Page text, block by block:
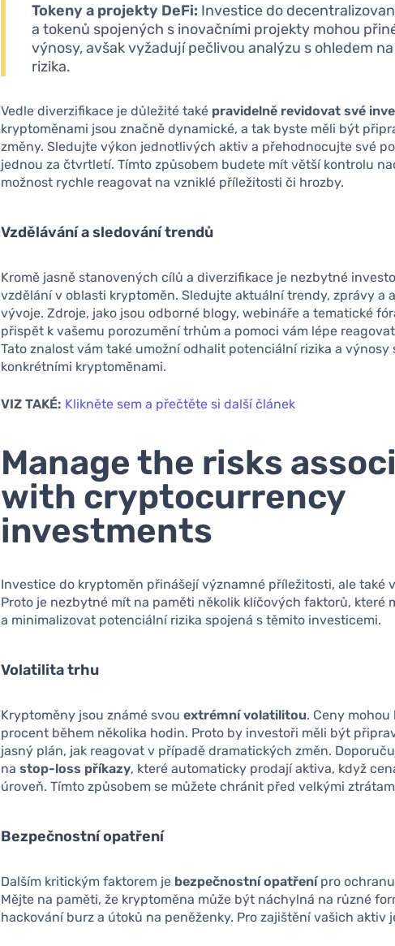
Tokeny a projekty DeFi: Investice do
a tokenů spojených s inovačními projekty mohou
výnosy, avšak vyžadují pečlivou analýzu s ohledem
rizika.
Vedle diverzifikace je důležité také pravidelně revidovat své
kryptoměnami jsou značně dynamické, a tak byste měli být
změny. Sledujte výkon jednotlivých aktiv a přehodnocujte své
jednou za čtvrtletí. Tímto způsobem budete mít větší kontrolu
možnost rychle reagovat na vzniklé příležitosti či hrozby.
Vzdělávání a sledování trendů
Kromě jasně stanovených cílů a diverzifikace je nezbytné
vzdělání v oblasti kryptoměn. Sledujte aktuální trendy, zprávy a
vývoje. Zdroje, jako jsou odborné blogy, webináře a tematické
přispět k vašemu porozumění trhům a pomoci vám lépe
Tato znalost vám také umožní odhalit potenciální rizika a výnosy
konkrétními kryptoměnami.
VIZ TAKÉ: Klikněte sem a přečtěte si další článek
Manage the risks
with cryptocurrency
investments
Investice do kryptoměn přinášejí významné příležitosti, ale také
Proto je nezbytné mít na paměti několik klíčových faktorů, které
a minimalizovat potenciální rizika spojená s těmito investicemi.
Volatilita trhu
Kryptoměny jsou známé svouextrémní volatilitou. Ceny
procent během několika hodin. Proto by investoři měli být
jasný plán, jak reagovat v případě dramatických změn.
nastop-loss příkazy, které automaticky prodají aktiva, když
úroveň. Tímto způsobem se můžete chránit před velkými
Bezpečnostní opatření
Dalším kritickým faktorem je bezpečnostní opatřenípro
Mějte na paměti, že kryptoměna může být náchylná na různé
hackování burz a útoků na peněženky. Pro zajištění vašich aktiv